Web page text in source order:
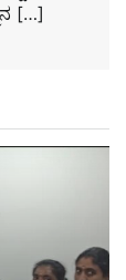
[…]